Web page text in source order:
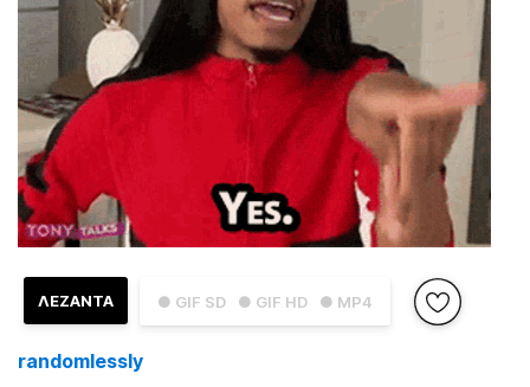
● GIF SD ● GIF HD ● MP4
ΛΕΖΑΝΤΑ
randomlessly